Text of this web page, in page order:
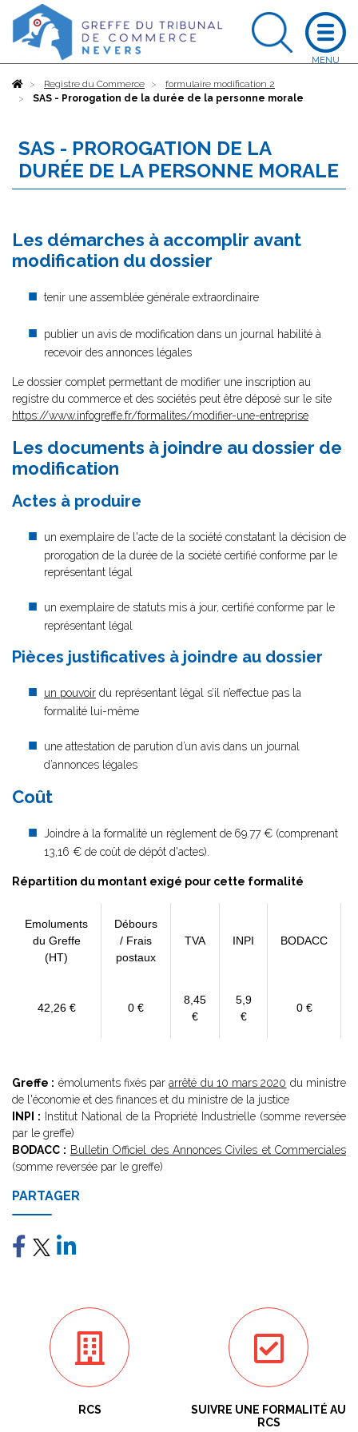
AccueilRegistre du Commerce
formulaire modification 2
SAS - Prorogation de la durée de la personne morale
SAS - PROROGATION DE LA
DURÉE DE LA PERSONNE MORALE
Les démarches à accomplir avant
modification du dossier
tenir une assemblée générale extraordinaire
publier un avis de modification dans un journal habilité à
recevoir des annonces légales
Le dossier complet permettant de modifier une inscription au
registre du commerce et des sociétés peut être déposé sur le site
https://www.infogreffe.fr/formalites/modifier-une-entreprise
Les documents à joindre au dossier de
modification
Actes à produire
un exemplaire de l'acte de la société constatant la décision de
prorogation de la durée de la société certifié conforme par le
représentant légal
un exemplaire de statuts mis à jour, certifié conforme par le
représentant légal
Pièces justificatives à joindre au dossier
un pouvoir du représentant légal s’il n’effectue pas la
formalité lui-même
une attestation de parution d’un avis dans un journal
d’annonces légales
Coût
Joindre à la formalité un règlement de 69.77 € (comprenant
13,16 € de coût de dépôt d'actes).
Répartition du montant exigé pour cette formalité
Emoluments
du Greffe
(HT)
Débours
/ Frais
postaux
TVA INPI BODACC
42,26 € 0 €
8,45
€
5,9
€
0 €
Greffe : émoluments fixés pararrêté du 10 mars 2020 du ministre
de l'économie et des finances et du ministre de la justice
INPI : Institut National de la Propriété Industrielle (somme reversée
par le greffe)
BODACC : Bulletin Officiel des Annonces Civiles et Commerciales
(somme reversée par le greffe)
PARTAGER
RCS
SUIVRE UNE FORMALITÉ AU
RCS